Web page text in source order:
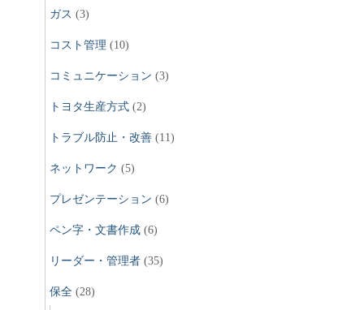
ガス (3)
コスト管理 (10)
コミュニケーション (3)
トヨタ生産方式 (2)
トラブル防止・改善 (11)
ネットワーク (5)
プレゼンテーション (6)
ペン字・文書作成 (6)
リーダー・管理者 (35)
保全 (28)